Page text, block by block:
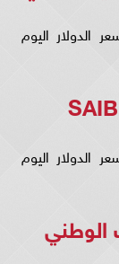
جنيه مصري.سعر الدولار اليوم
جنيه مصري.سعر الدولار اليوم
الوطني